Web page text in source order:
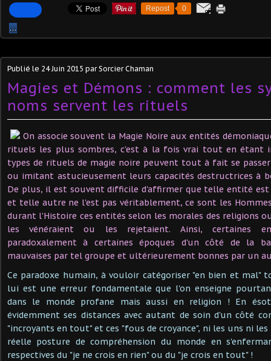
Repost 0
…
Publié le 24 Juin 2015 par Sorcier Chaman
Magies et Démons : comment les
noms servent les rituels
On associe souvent la Magie Noire aux entités
rituels les plus sombres, c'est à la fois vrai tout en étant
types de rituels de magie noire peuvent tout à fait se
ou imitant astucieusement leurs capacités destructrices à
De plus, il est souvent difficile d'affirmer que telle entité est
et telle autre ne l'est pas véritablement, ce sont les
durant l'Histoire ces entités selon les morales des religions
les vénéraient ou les rejetaient. Ainsi, certaines
paradoxalement à certaines époques d'un côté de la
mauvaises par tel groupe et ultérieurement bonnes par un
Ce paradoxe humain, à vouloir catégoriser "en bien et mal"
lui est une erreur fondamentale que l'on enseigne
dans le monde profane mais aussi en religion ! En
évidemment ses distances avec autant de soin d'un côté
"incroyants en tout" et ces "fous de croyance", ni les uns ni
réelle posture de compréhension du monde en
respectives du "je ne crois en rien" ou du "je crois en tout" !